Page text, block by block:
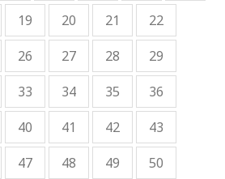
19 20 21
22
26 27 28
29
33 34 35
36
40 41 42
43
47 48 49
50